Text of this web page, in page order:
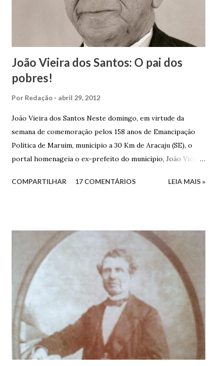
João Vieira dos Santos: O pai dos
pobres!
Por Redação abril 29, 2012
João Vieira dos Santos Neste domingo, em virtude da
semana de comemoração pelos 158 anos de Emancipação
Política de Maruim, município a 30 Km de Aracaju (SE), o
portal homenageia o ex-prefeito do município, João Vieira
Vieira dos Santos e Arlinda Barroso dos Santos, nasceu em
infância pobre, João Vieira não pôde se dedicar aos
estudos, e então passou a colocar o trabalho em primeiro
plano para auxiliar na renda familiar. No comércio foi
garçon, dono de bar, de armarinho e depois de uma
panificação. “Ao contrário de muitos, que renegam suas
raízes e procuram obscurecer seu passado, orgulhava-se
em defender o pão como garçon, tendo incontáveis vezes
que trabalhar copiosamente fora de seu horário normal em
trocas de gorjetas que c...
COMPARTILHAR 17 COMENTÁRIOS LEIA MAIS »